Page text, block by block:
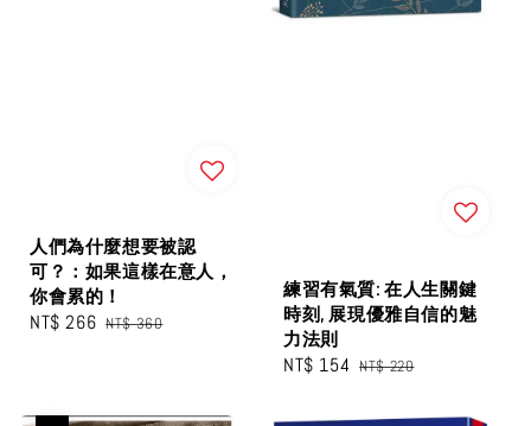
人們為什麼想要被認
可？：如果這樣在意人，
你會累的！
Sale
NT$ 266 Regular
NT$ 360
練習有氣質: 在人生關鍵
時刻, 展現優雅自信的魅
力法則
Sale
NT$ 154 Regular
NT$ 220